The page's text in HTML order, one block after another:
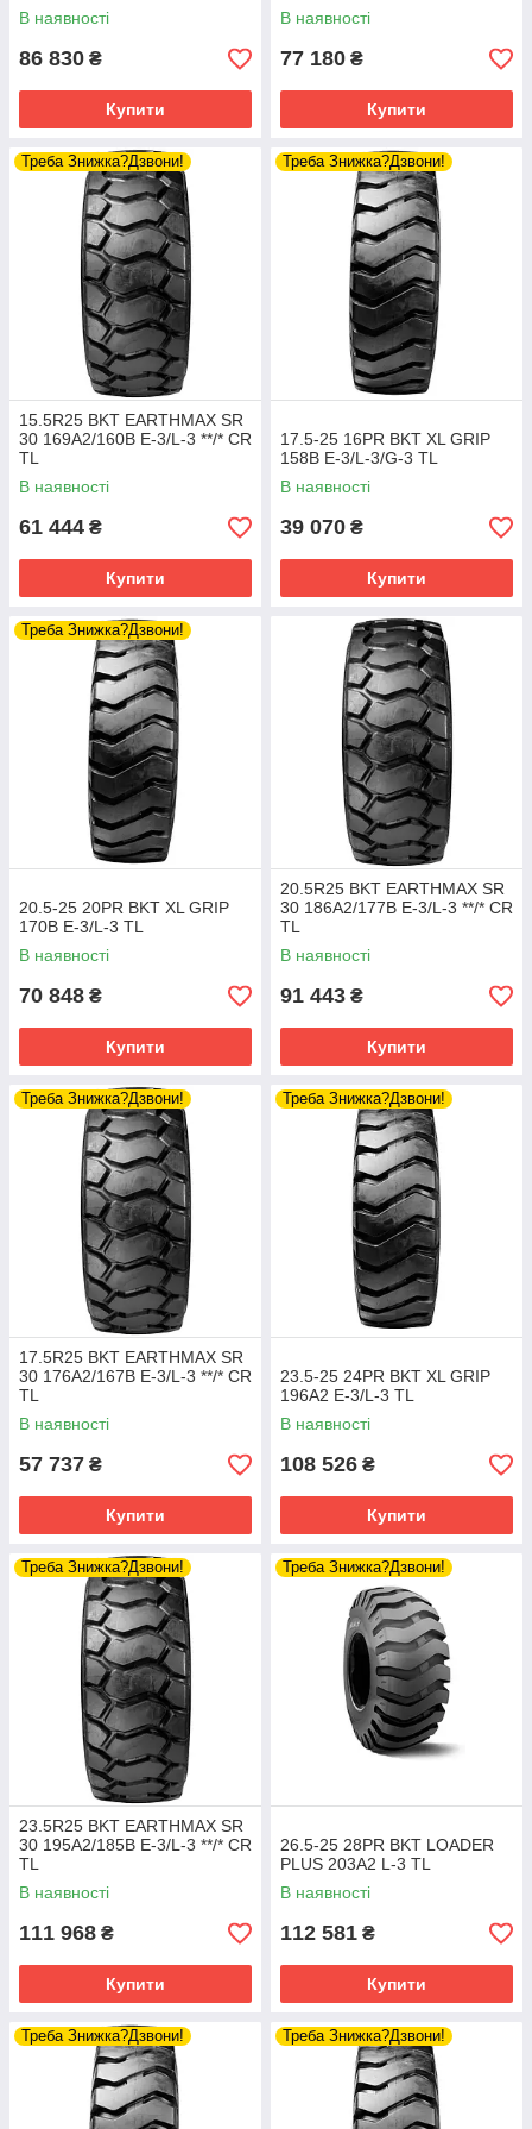
В наявності
86 830 ₴
Купити
В наявності
77 180 ₴
Купити
Треба Знижка?Дзвони!
15.5R25 BKT EARTHMAX SR
30 169A2/160B E-3/L-3 **/* CR
TL
В наявності
61 444 ₴
Купити
Треба Знижка?Дзвони!
17.5-25 16PR BKT XL GRIP
158B E-3/L-3/G-3 TL
В наявності
39 070 ₴
Купити
Треба Знижка?Дзвони!
20.5-25 20PR BKT XL GRIP
170B E-3/L-3 TL
В наявності
70 848 ₴
Купити
20.5R25 BKT EARTHMAX SR
30 186A2/177B E-3/L-3 **/* CR
TL
В наявності
91 443 ₴
Купити
Треба Знижка?Дзвони!
17.5R25 BKT EARTHMAX SR
30 176A2/167B E-3/L-3 **/* CR
TL
В наявності
57 737 ₴
Купити
Треба Знижка?Дзвони!
23.5-25 24PR BKT XL GRIP
196A2 E-3/L-3 TL
В наявності
108 526 ₴
Купити
Треба Знижка?Дзвони!
23.5R25 BKT EARTHMAX SR
30 195A2/185B E-3/L-3 **/* CR
TL
В наявності
111 968 ₴
Купити
Треба Знижка?Дзвони!
26.5-25 28PR BKT LOADER
PLUS 203A2 L-3 TL
В наявності
112 581 ₴
Купити
Треба Знижка?Дзвони! Треба Знижка?Дзвони!